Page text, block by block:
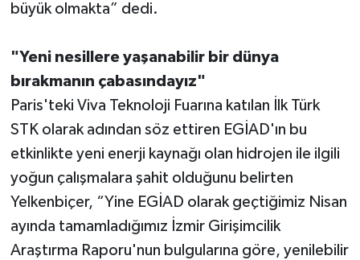
büyük olmakta” dedi.
"Yeni nesillere yaşanabilir bir dünya
bırakmanın çabasındayız"
Paris'teki Viva Teknoloji Fuarına katılan İlk Türk
STK olarak adından söz ettiren EGİAD'ın bu
etkinlikte yeni enerji kaynağı olan hidrojen ile ilgili
yoğun çalışmalara şahit olduğunu belirten
Yelkenbiçer, “Yine EGİAD olarak geçtiğimiz Nisan
ayında tamamladığımız İzmir Girişimcilik
Araştırma Raporu'nun bulgularına göre, yenilebilir